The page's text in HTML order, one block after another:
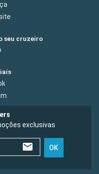
seu cruzeiro
exclusivas
OK